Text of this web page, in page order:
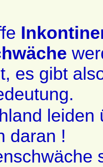
es gibt
leiden
daran !